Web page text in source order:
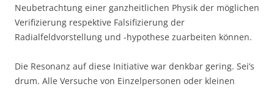
Neubetrachtung einer ganzheitlichen Physik der möglichen
Verifizierung respektive Falsifizierung der
Radialfeldvorstellung und -hypothese zuarbeiten können.
Die Resonanz auf diese Initiative war denkbar gering. Sei’s
drum. Alle Versuche von Einzelpersonen oder kleinen